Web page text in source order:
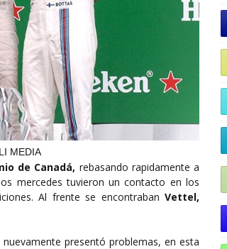
MEDIA
de Canadá, rebasando rapidamente a
mercedes tuvieron un contacto en los
Al frente se encontrabanVettel,
nuevamente presentó problemas, en esta